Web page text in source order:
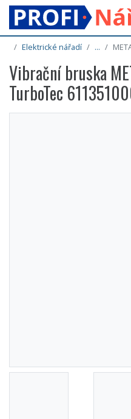
Elektrické nářadí ...
Vibrační bruska
TurboTec